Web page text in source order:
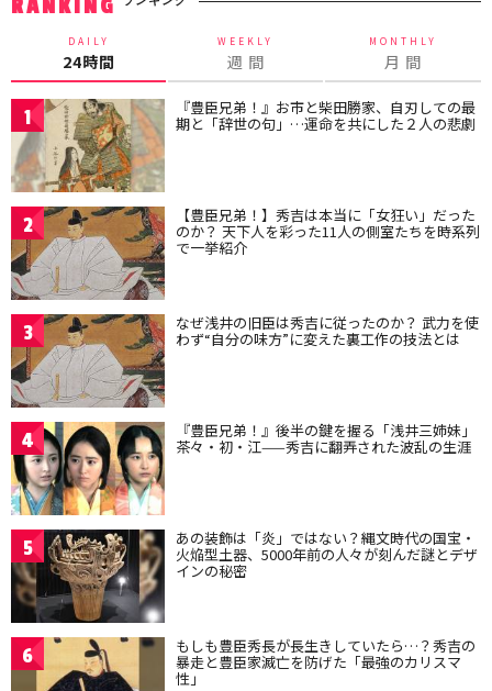
RANKING
DAILY
24時間
WEEKLY
週 間
MONTHLY
月 間
1 『豊臣兄弟！』お市と柴田勝家、自刃しての最
期と「辞世の句」…運命を共にした２人の悲劇
2 【豊臣兄弟！】秀吉は本当に「女狂い」だった
のか？ 天下人を彩った11人の側室たちを時系列
で一挙紹介
3 なぜ浅井の旧臣は秀吉に従ったのか？ 武力を使
わず“自分の味方”に変えた裏工作の技法とは
4 『豊臣兄弟！』後半の鍵を握る「浅井三姉妹」
茶々・初・江——秀吉に翻弄された波乱の生涯
5 あの装飾は「炎」ではない？縄文時代の国宝・
火焔型土器、5000年前の人々が刻んだ謎とデザ
インの秘密
6 もしも豊臣秀長が長生きしていたら…？秀吉の
暴走と豊臣家滅亡を防げた「最強のカリスマ
性」